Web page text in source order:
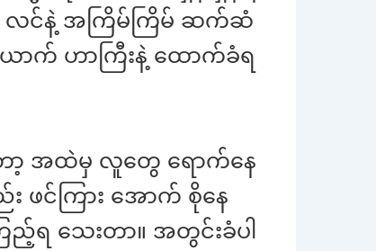
င်နဲ့ အကြိမ်ကြိမ် ဆက်ဆံ
ောက် ဟာကြီးနဲ့ ထောက်ခံရ
ာ့ အထဲမှ လူတွေ ရောက်နေ
ဖင်ကြား အောက် စိုနေ
ည့်ရ သေးတာ။ အတွင်းခံပါ